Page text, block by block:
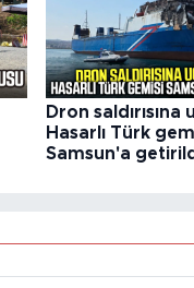
Dron saldırısına
Hasarlı Türk
Samsun'a